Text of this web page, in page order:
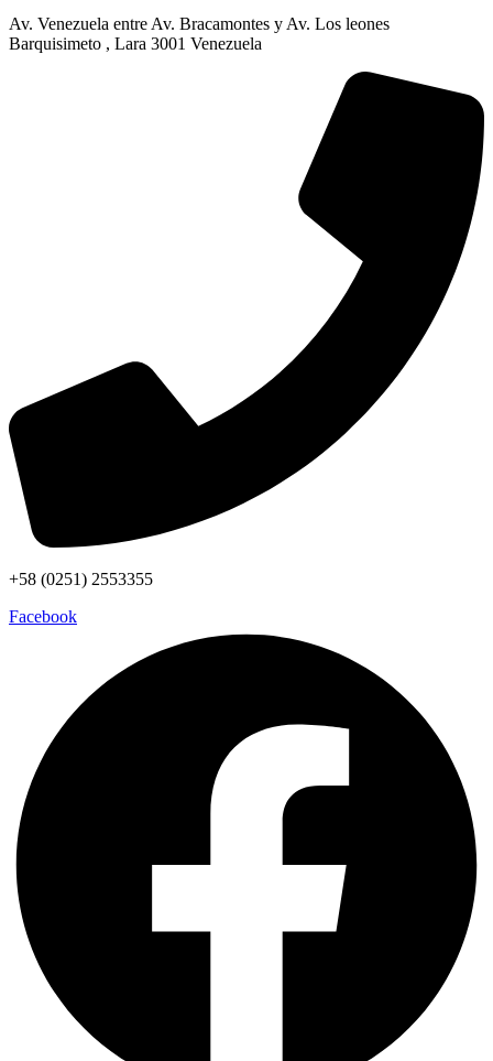
Av. Venezuela entre Av. Bracamontes y Av. Los leones
Barquisimeto , Lara 3001 Venezuela
+58 (0251) 2553355
Facebook